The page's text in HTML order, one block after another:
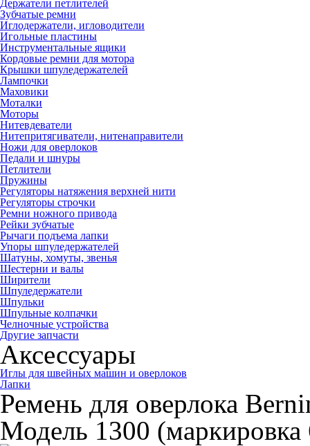
Держатели петлителей
Зубчатые ремни
Иглодержатели, игловодители
Игольные пластины
Инструментальные ящики
Кордовые ремни для мотора
Крышки шпуледержателей
Лампочки
Маховики
Моталки
Моторы
Нитевдеватели
Нитепритягиватели, нитенаправители
Ножи для оверлоков
Педали и шнуры
Петлители
Пружины
Регуляторы натяжения верхней нити
Регуляторы строчки
Ремни ножного привода
Рейки зубчатые
Рычаги подъема лапки
Упоры шпуледержателей
Шатуны, хомуты, звенья
Шестерни и валы
Ширители
Шпуледержатели
Шпульки
Шпульные колпачки
Челночные устройства
Другие запчасти
Аксессуары
Иглы для швейных машин и оверлоков
Лапки
Ремень для оверлока
Модель 1300